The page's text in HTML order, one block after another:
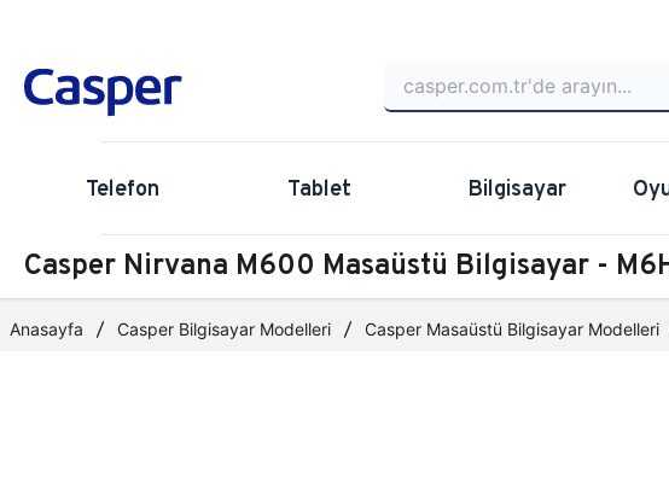
Telefon Tablet Bilgisayar
Casper Nirvana M600 Masaüstü Bilgisayar -
Anasayfa Casper Bilgisayar Modelleri Casper Masaüstü Bilgisayar Modelleri